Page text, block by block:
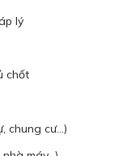
lý
chốt
chung cư…)